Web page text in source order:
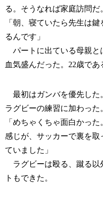
る。そうなれば家庭訪問だ
「朝、寝ていたら先生は
るんです」
パートに出ている母親と
血気盛んだった。22歳であ
最初はガンバを優先した
ラグビーの練習に加わった
「めちゃくちゃ面白かっ
感じが、サッカーで裏を
ていました」
ラグビーは殴る、蹴る以
トもできた。